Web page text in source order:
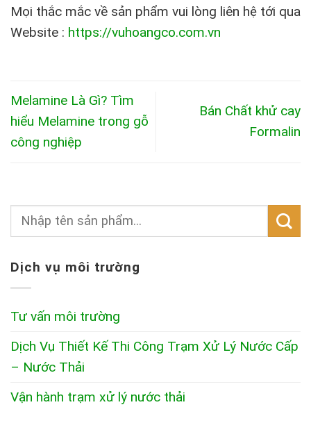
Mọi thắc mắc về sản phẩm vui lòng liên hệ tới qua
Website : https://vuhoangco.com.vn
Melamine Là Gì? Tìm
hiểu Melamine trong gỗ
công nghiệp
Bán Chất khử cay
Formalin
Dịch vụ môi trường
Tư vấn môi trường
Dịch Vụ Thiết Kế Thi Công Trạm Xử Lý Nước Cấp
– Nước Thải
Vận hành trạm xử lý nước thải